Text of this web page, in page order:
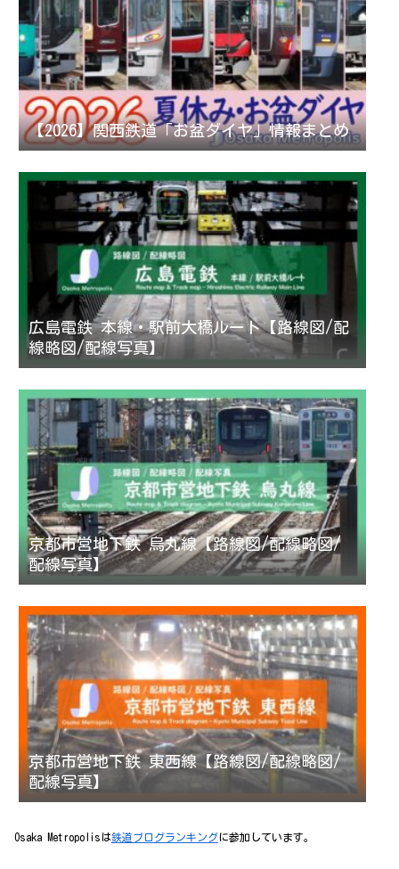
【2026】関西鉄道「お盆ダイヤ」情報まとめ
広島電鉄 本線・駅前大橋ルート【路線図/配
線略図/配線写真】
京都市営地下鉄 烏丸線【路線図/配線略図/
配線写真】
京都市営地下鉄 東西線【路線図/配線略図/
配線写真】
Osaka Metropolisは鉄道ブログランキングに参加しています。